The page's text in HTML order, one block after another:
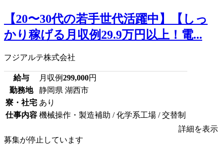
【20〜30代の若手世代活躍中】【しっ
かり稼げる月収例29.9万円以上！電...
フジアルテ株式会社
給与 月収例299,000円
勤務地
静岡県 湖西市
寮・社宅 あり
仕事内容 機械操作・製造補助 / 化学系工場 / 交替制
詳細を表示
募集が停止しています